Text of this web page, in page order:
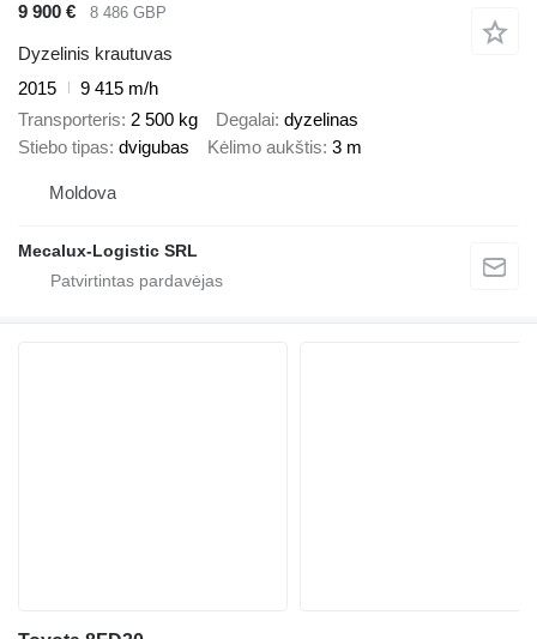
9 900 €
8 486 GBP
Dyzelinis krautuvas
2015
9 415 m/h
Transporteris 2 500 kg Degalai dyzelinas
Stiebo tipas dvigubas Kėlimo aukštis 3 m
Moldova
Mecalux-Logistic SRL